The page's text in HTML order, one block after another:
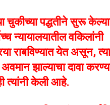
चुकीच्या पद्धतीने सुरू
न्यायालयातील वकिलांनी
राबविण्यात येत असून,
झाल्याचा दावा
त्यांनी केली आहे.